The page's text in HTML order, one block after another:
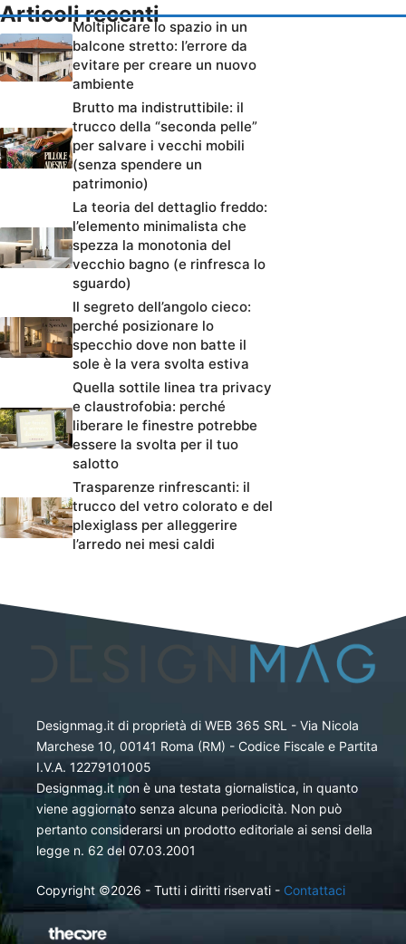
Articoli recenti
Moltiplicare lo spazio in un
balcone stretto: l’errore da
evitare per creare un nuovo
ambiente
Brutto ma indistruttibile: il
trucco della “seconda pelle”
per salvare i vecchi mobili
(senza spendere un
patrimonio)
La teoria del dettaglio freddo:
l’elemento minimalista che
spezza la monotonia del
vecchio bagno (e rinfresca lo
sguardo)
Il segreto dell’angolo cieco:
perché posizionare lo
specchio dove non batte il
sole è la vera svolta estiva
Quella sottile linea tra privacy
e claustrofobia: perché
liberare le finestre potrebbe
essere la svolta per il tuo
salotto
Trasparenze rinfrescanti: il
trucco del vetro colorato e del
plexiglass per alleggerire
l’arredo nei mesi caldi
Designmag.it di proprietà di WEB 365 SRL - Via Nicola
Marchese 10, 00141 Roma (RM) - Codice Fiscale e Partita
I.V.A. 12279101005
Designmag.it non è una testata giornalistica, in quanto
viene aggiornato senza alcuna periodicità. Non può
pertanto considerarsi un prodotto editoriale ai sensi della
legge n. 62 del 07.03.2001
Copyright ©2026 - Tutti i diritti riservati - Contattaci